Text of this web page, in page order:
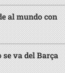
al mundo con
va del Barça